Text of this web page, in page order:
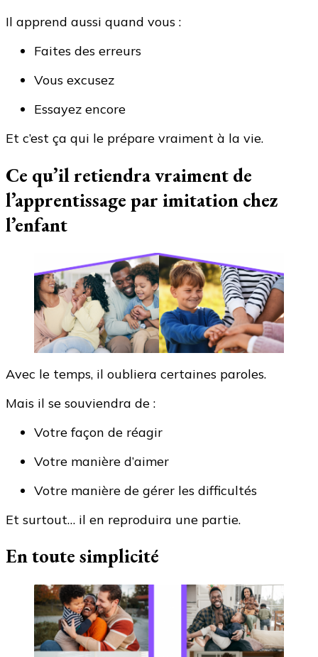
Il apprend aussi quand vous :
Faites des erreurs
Vous excusez
Essayez encore
Et c’est ça qui le prépare vraiment à la vie.
Ce qu’il retiendra vraiment de
l’apprentissage par imitation chez
l’enfant
Avec le temps, il oubliera certaines paroles.
Mais il se souviendra de :
Votre façon de réagir
Votre manière d’aimer
Votre manière de gérer les difficultés
Et surtout… il en reproduira une partie.
En toute simplicité